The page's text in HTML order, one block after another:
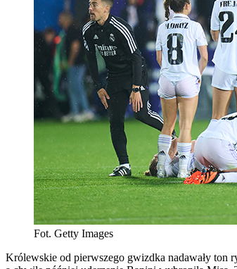
Fot. Getty Images
Królewskie od pierwszego gwizdka nadawały ton